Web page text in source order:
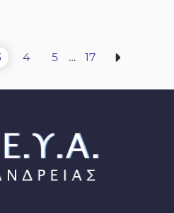
Σελίδα
4
Σελίδα
5 …
Σελίδα
17
Επόμενη